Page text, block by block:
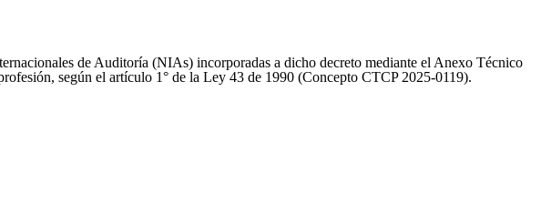
de Auditoría (NIAs) incorporadas a dicho decreto mediante el Anexo Técnico
según el artículo 1° de la Ley 43 de 1990 (Concepto CTCP 2025-0119).